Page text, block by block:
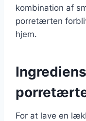
kombination af
porretærten
hjem.
For at lave en